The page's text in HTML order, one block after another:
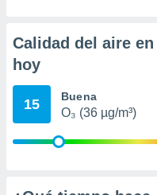
Calidad del aire
hoy
15 Buena
O₃ (36 µg/m³)